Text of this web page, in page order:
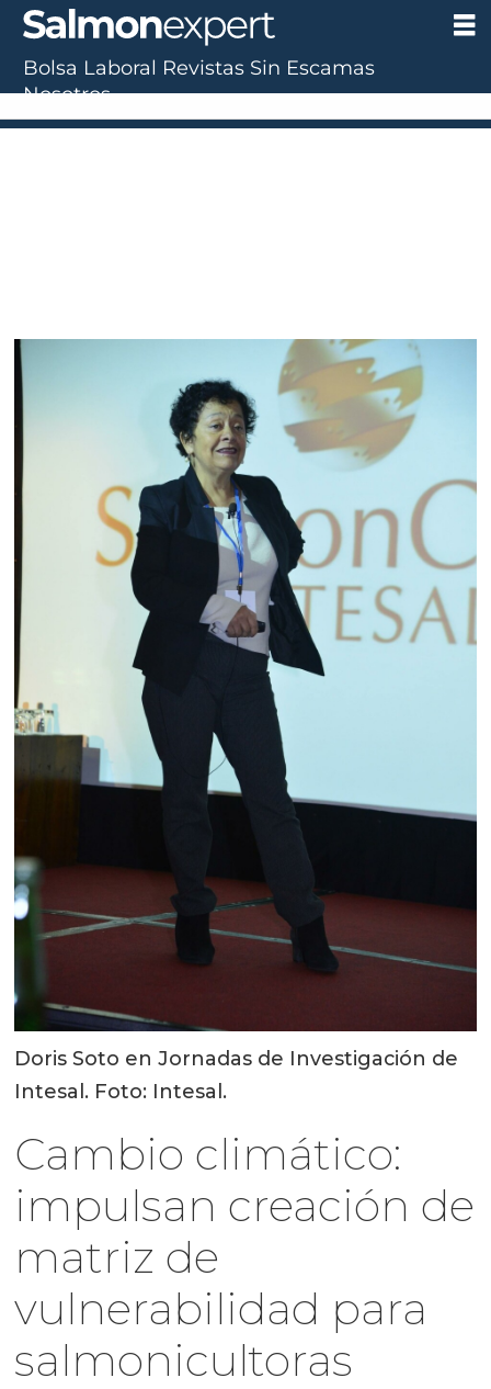
Doris Soto en Jornadas de Investigación de
Intesal. Foto: Intesal.
Cambio climático:
impulsan creación de
matriz de
vulnerabilidad para
salmonicultoras
Bolsa Laboral Revistas Sin Escamas
Nosotros